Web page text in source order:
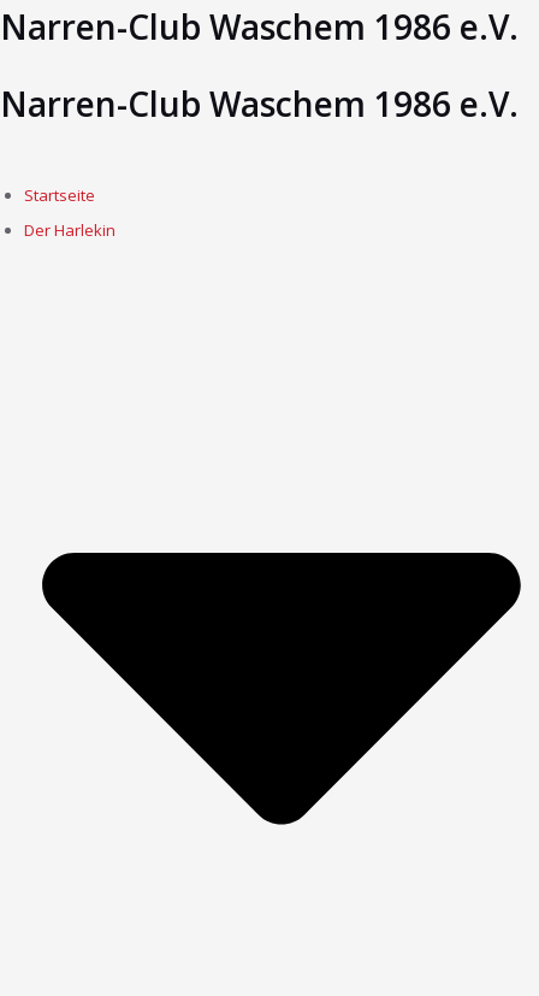
Narren-Club Waschem 1986 e.V.
Narren-Club Waschem 1986 e.V.
Startseite
Der Harlekin